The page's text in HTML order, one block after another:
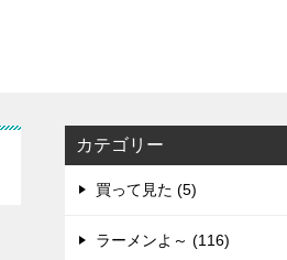
カテゴリー
買って見た (5)
ラーメンよ～ (116)